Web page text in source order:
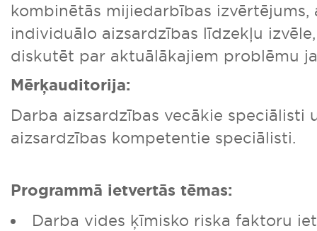
kombinētās mijiedarbības izvērtējums,
individuālo aizsardzības līdzekļu
diskutēt par aktuālākajiem problēmu
Mērķauditorija:
Darba aizsardzības vecākie speciālisti
aizsardzības kompetentie speciālisti.
Programmā ietvertās tēmas:
Darba vides ķīmisko riska faktoru